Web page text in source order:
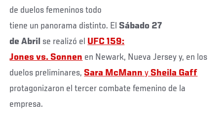
de duelos femeninos todo
tiene un panorama distinto. El Sábado 27
de Abril se realizó el UFC 159:
Jones vs. Sonnen en Newark, Nueva Jersey y, en los
duelos preliminares, Sara McMann y Sheila Gaff
protagonizaron el tercer combate femenino de la
empresa.